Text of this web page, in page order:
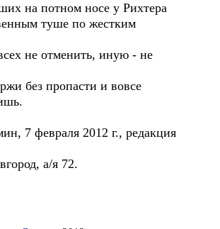
на потном носе у Рихтера
туше по жестким
не отменить, иную - не
без пропасти и вовсе
7 февраля 2012 г., редакция
а/я 72.